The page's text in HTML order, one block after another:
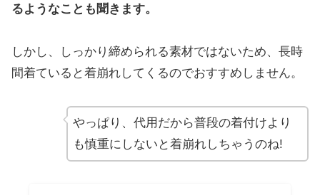
るようなことも聞きます。
しかし、しっかり締められる素材ではないため、長時
間着ていると着崩れしてくるのでおすすめしません。
やっぱり、代用だから普段の着付けより
も慎重にしないと着崩れしちゃうのね!